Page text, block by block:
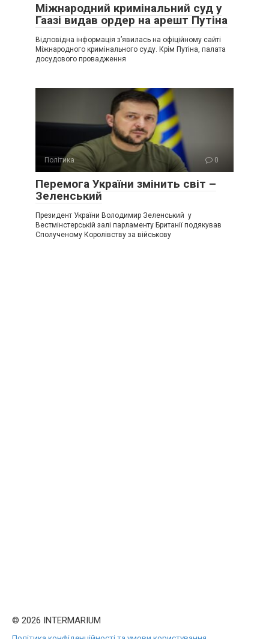
Міжнародний кримінальний суд у
Гаазі видав ордер на арешт Путіна
Відповідна інформація з’явилась на офіційному сайті
Міжнародного кримінального суду. Крім Путіна, палата
досудового провадження
Політика 0
Перемога України змінить світ –
Зеленський
Президент України Володимир Зеленський у
Вестмінстерській залі парламенту Британії подякував
Сполученому Королівству за військову
© 2026 INTERMARIUM